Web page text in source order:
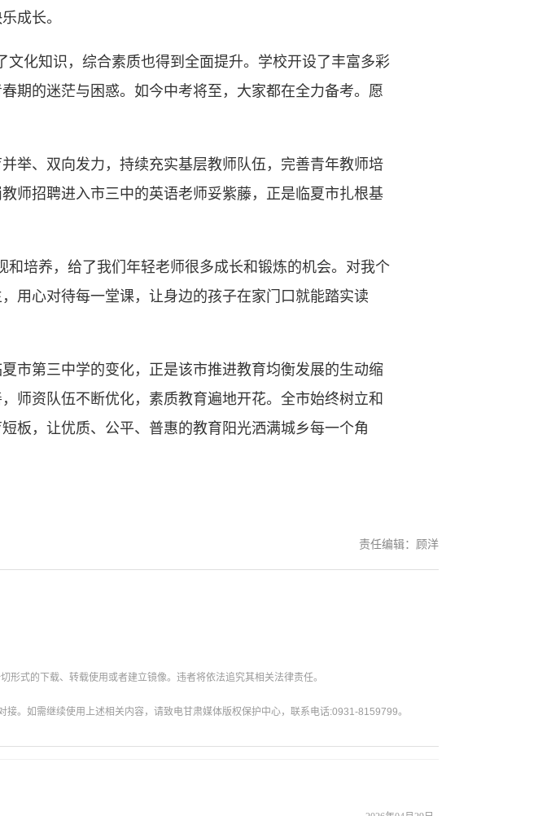
成长。
化知识，综合素质也得到全面提升。学校开设了丰富多彩
期的迷茫与困惑。如今中考将至，大家都在全力备考。愿
、双向发力，持续充实基层教师队伍，完善青年教师培
师招聘进入市三中的英语老师妥紫藤，正是临夏市扎根基
培养，给了我们年轻老师很多成长和锻炼的机会。对我个
用心对待每一堂课，让身边的孩子在家门口就能踏实读
第三中学的变化，正是该市推进教育均衡发展的生动缩
师资队伍不断优化，素质教育遍地开花。全市始终树立和
板，让优质、公平、普惠的教育阳光洒满城乡每一个角
责任编辑：顾洋
式的下载、转载使用或者建立镜像。违者将依法追究其相关法律责任。
。如需继续使用上述相关内容，请致电甘肃媒体版权保护中心，联系电话:0931-8159799。